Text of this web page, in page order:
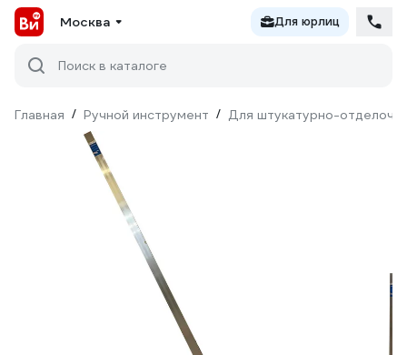
Москва Для юрлиц
Поиск в каталоге
Главная / Ручной инструмент / Для штукатурно-